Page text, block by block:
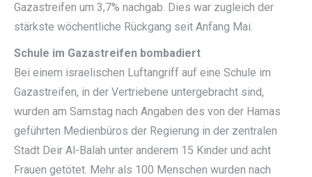
Gazastreifen um 3,7% nachgab. Dies war zugleich der
stärkste wöchentliche Rückgang seit Anfang Mai.
Schule im Gazastreifen bombadiert
Bei einem israelischen Luftangriff auf eine Schule im
Gazastreifen, in der Vertriebene untergebracht sind,
wurden am Samstag nach Angaben des von der Hamas
geführten Medienbüros der Regierung in der zentralen
Stadt Deir Al-Balah unter anderem 15 Kinder und acht
Frauen getötet. Mehr als 100 Menschen wurden nach